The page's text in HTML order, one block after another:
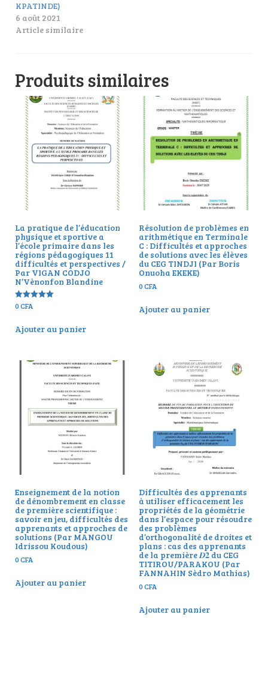
KPATINDE)
6 août 2021
Article similaire
Produits similaires
La pratique de l’éducation
physique et sportive a
l’école primaire dans les
régions pédagogiques 11
difficultés et perspectives /
Par VIGAN CODJO
N’Vènonfon Blandine
Note
0CFA
Ajouter au panier
Résolution de problèmes en
arithmétique en Terminale
C : Difficultés et approches
de solutions avec les élèves
du CEG TINDJI (Par Boris
Onuoha EKEKE)
0CFA
Ajouter au panier
Enseignement de la notion
de dénombrement en classe
de première scientifique :
savoir en jeu, difficultés des
apprenants et approches de
solutions (Par MANGOU
Idrissou Koudous)
0CFA
Ajouter au panier
Difficultés des apprenants
à utiliser efficacement les
propriétés de la géométrie
dans l’espace pour résoudre
des problèmes
d’orthogonalité de droites et
plans : cas des apprenants
de la première 𝑫𝟐 du CEG
TITIROU/PARAKOU (Par
FANNAHIN Sèdro Mathias)
0CFA
Ajouter au panier